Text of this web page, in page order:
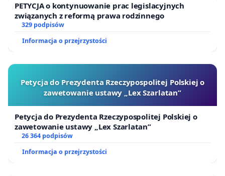
PETYCJA o kontynuowanie prac legislacyjnych
związanych z reformą prawa rodzinnego
329 podpisów
Informacja o przejrzystości
Petycja do Prezydenta Rzeczypospolitej Polskiej o
zawetowanie ustawy „Lex Szarlatan”
Petycja do Prezydenta Rzeczypospolitej Polskiej o
zawetowanie ustawy „Lex Szarlatan”
26 364 podpisów
Informacja o przejrzystości